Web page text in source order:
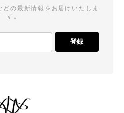
の最新情報をお届けいたしま
す。
登録